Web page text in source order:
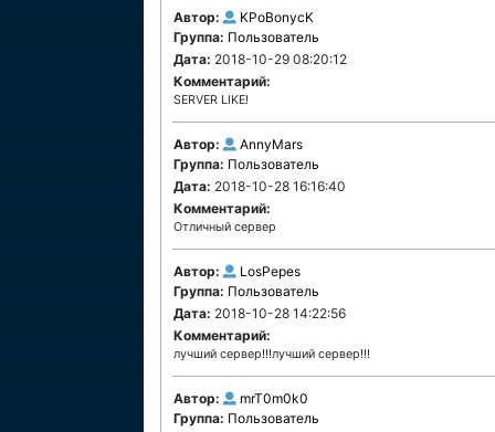
Автор:
KPoBonycK
Группа: Пользователь
Дата: 2018-10-29 08:20:12
Комментарий:
SERVER LIKE!
Автор:
AnnyMars
Группа: Пользователь
Дата: 2018-10-28 16:16:40
Комментарий:
Отличный сервер
Автор:
LosPepes
Группа: Пользователь
Дата: 2018-10-28 14:22:56
Комментарий:
лучший сервер!!!лучший сервер!!!
Автор:
mrT0m0k0
Группа: Пользователь